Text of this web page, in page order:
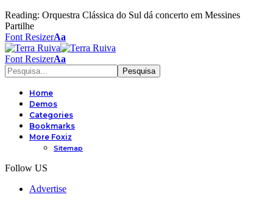
Reading: Orquestra Clássica do Sul dá concerto em Messines
Partilhe
Font ResizerAa
Font ResizerAa
Home
Demos
Categories
Bookmarks
More Foxiz
Sitemap
Follow US
Advertise